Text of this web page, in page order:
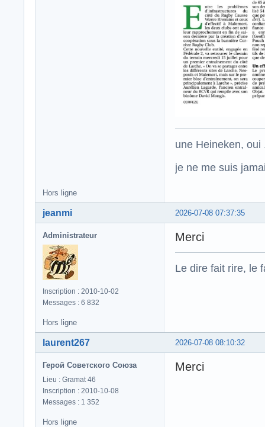
une Heineken,
je ne me suis
Hors ligne
2026-07-08 07:37:35
jeanmi
Administrateur
Inscription : 2010-10-02
Messages : 6 832
Merci
Le dire fait rire, le
Hors ligne
2026-07-08 08:10:32
laurent267
Герой Советского Союза
Lieu : Gramat 46
Inscription : 2010-10-08
Messages : 1 352
Merci
Hors ligne